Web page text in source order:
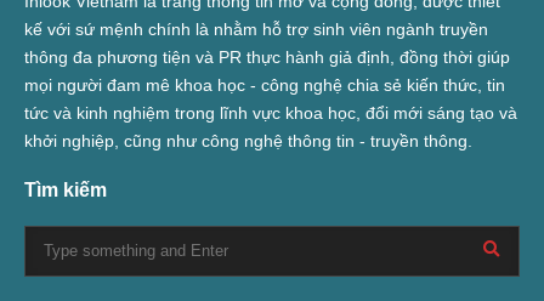
kế với sứ mệnh chính là nhằm hỗ trợ sinh viên ngành truyền
thông đa phương tiện và PR thực hành giả định, đồng thời giúp
mọi người đam mê khoa học - công nghệ chia sẻ kiến thức, tin
tức và kinh nghiệm trong lĩnh vực khoa học, đổi mới sáng tạo và
khởi nghiệp, cũng như công nghệ thông tin - truyền thông.
Tìm kiếm